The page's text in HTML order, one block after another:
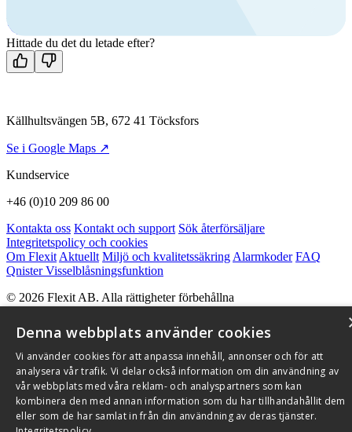
Kontakta oss
Hittade du det du letade efter?
Källhultsvängen 5B, 672 41 Töcksfors
Se i Google Maps ↗
Kundservice
+46 (0)10 209 86 00
Kontakta oss Kontakt och support Sök återförsäljare
Integritetspolicy och cookies
Om Flexit Aktuellt Miljö och kvalitetssäkring Alarmkoder FAQ
Qnister Visselblåsningsfunktion
© 2026 Flexit AB. Alla rättigheter förbehållna
Miljö och kvalitetssäkring
Denna webbplats använder cookies
Vi använder cookies för att anpassa innehåll, annonser och för att
analysera vår trafik. Vi delar också information om din användning av
vår webbplats med våra reklam- och analyspartners som kan
kombinera den med annan information som du har tillhandahållit dem
eller som de har samlat in från din användning av deras tjänster.